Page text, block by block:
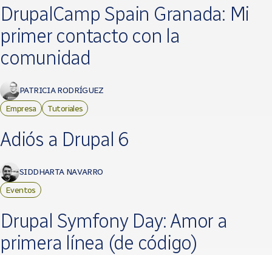
DrupalCamp Spain Granada: Mi
primer contacto con la
comunidad
PATRICIA RODRÍGUEZ
Empresa Tutoriales
Adiós a Drupal 6
SIDDHARTA NAVARRO
Eventos
Drupal Symfony Day: Amor a
primera línea (de código)